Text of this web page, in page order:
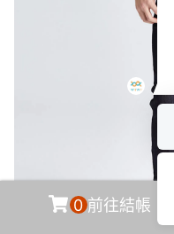
0 前往結帳